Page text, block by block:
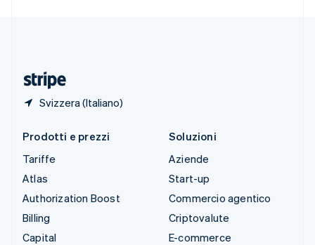
Svizzera (Italiano)
Prodotti e prezzi
Tariffe
Atlas
Authorization Boost
Billing
Capital
Soluzioni
Aziende
Start-up
Commercio agentico
Criptovalute
E-commerce